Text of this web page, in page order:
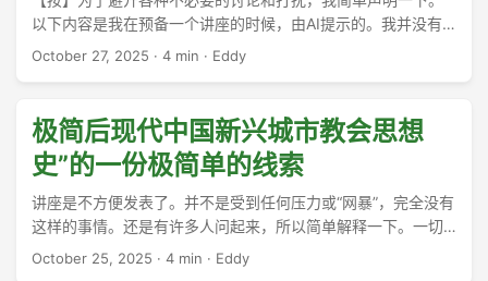
以下内容是我在预备一个讲座的时候，由AI提示的。我并没有
看到或者分析过这种连接，因为我的经验里没有早期（1976-
October 27, 2025 · 4 min · Eddy
极简后现代中国新兴城市教会思想
史”的一份极简单的线索
讲座是不方便发表了。并不是受到任何压力或“网暴”，完全没有
这样的事情。还是有许多人问起来，所以简单解释一下。一切
都在学术讨论的范畴之内，而且作为公开讲座，引用的都是网
October 25, 2025 · 4 min · Eddy